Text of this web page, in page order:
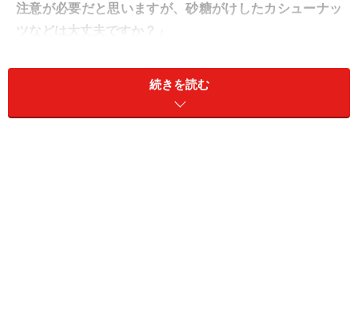
注意が必要だと思いますが、砂糖がけしたカシューナッ
ツなどは大丈夫ですか？」
A. 微量でも重篤な症状のリスクがあり危険
です。細心の注意を
続きを読む